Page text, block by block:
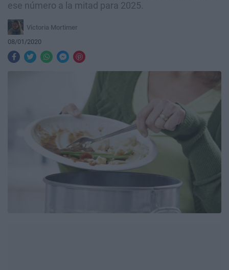
ese número a la mitad para 2025.
Victoria Mortimer
08/01/2020